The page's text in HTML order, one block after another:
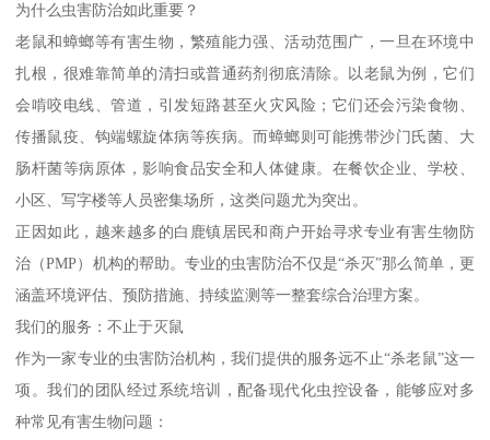
为什么虫害防治如此重要？
老鼠和蟑螂等有害生物，繁殖能力强、活动范围广，一旦在环境中
扎根，很难靠简单的清扫或普通药剂彻底清除。以老鼠为例，它们
会啃咬电线、管道，引发短路甚至火灾风险；它们还会污染食物、
传播鼠疫、钩端螺旋体病等疾病。而蟑螂则可能携带沙门氏菌、大
肠杆菌等病原体，影响食品安全和人体健康。在餐饮企业、学校、
小区、写字楼等人员密集场所，这类问题尤为突出。
正因如此，越来越多的白鹿镇居民和商户开始寻求专业有害生物防
治（PMP）机构的帮助。专业的虫害防治不仅是“杀灭”那么简单，更
涵盖环境评估、预防措施、持续监测等一整套综合治理方案。
我们的服务：不止于灭鼠
作为一家专业的虫害防治机构，我们提供的服务远不止“杀老鼠”这一
项。我们的团队经过系统培训，配备现代化虫控设备，能够应对多
种常见有害生物问题：